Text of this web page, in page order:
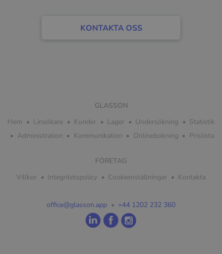
KONTAKTA OSS
GLASSON
Hem
Linsökare Kunder Lager Undersökning
Statistik
Administration
Kommunikation Onlinebokning Prislista
FÖRETAG
Villkor
Integritetspolicy Cookieinställningar Kontakta
office@glasson.app +44 1202 232 360